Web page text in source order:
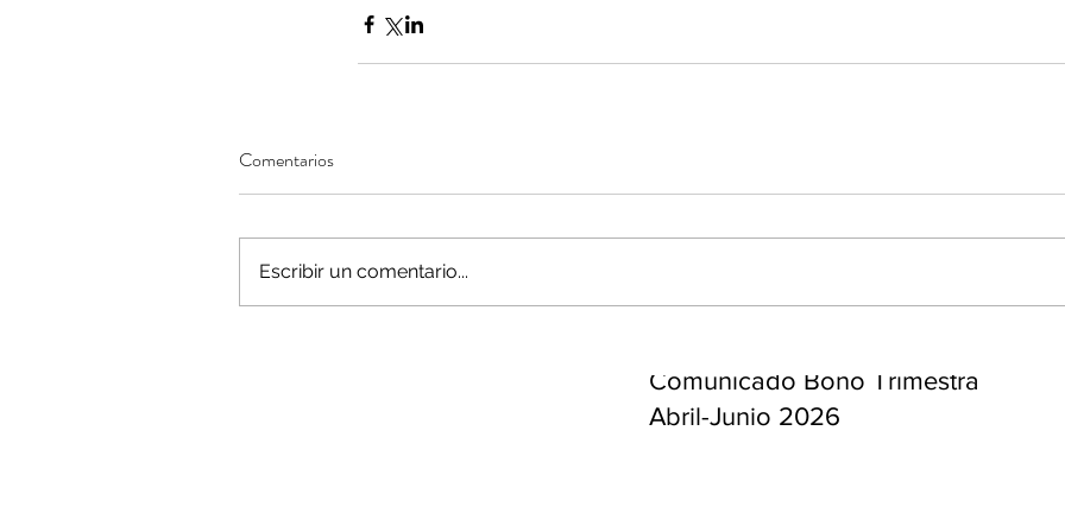
menor producción mientras
inversión y eficiencia
Comunicado Bono Trimestral
Abril-Junio 2026
Comentarios
Escribir un comentario...